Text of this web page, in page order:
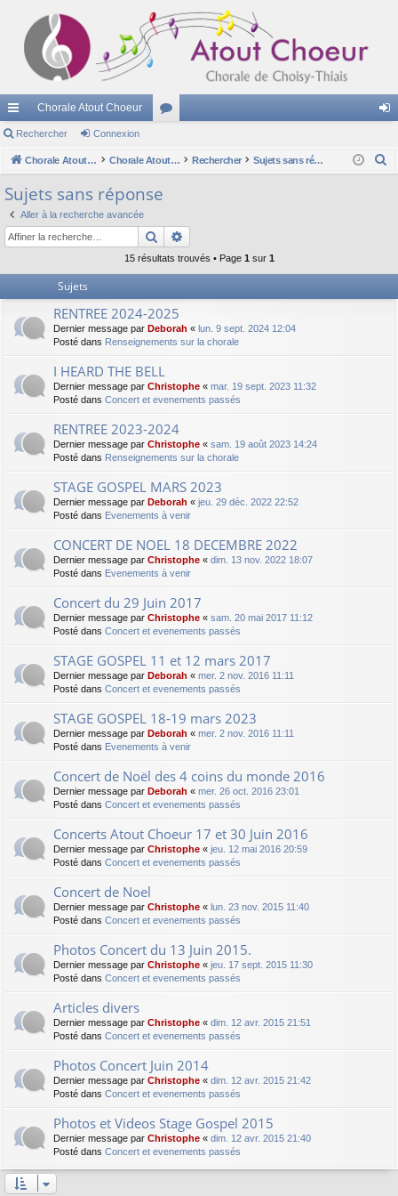
cc
ès
ra
pi
de
Chorale Atout Choeur
u ne
Rechercher Connexion
Chorale Atout Choeur Chorale Atout Choeur Rechercher Sujets sans réponse
c
Sujets sans réponse
Aller à la recherche avancée
Rechercher
15 résultats trouvés • Page 1 sur 1
Sujets
RENTREE 2024-2025
Dernier message par Deborah « lun. 9 sept. 2024 12:04
Posté dans Renseignements sur la chorale
I HEARD THE BELL
Dernier message par Christophe « mar. 19 sept. 2023 11:32
Posté dans Concert et evenements passés
RENTREE 2023-2024
Dernier message par Christophe « sam. 19 août 2023 14:24
Posté dans Renseignements sur la chorale
STAGE GOSPEL MARS 2023
Dernier message par Deborah « jeu. 29 déc. 2022 22:52
Posté dans Evenements à venir
CONCERT DE NOEL 18 DECEMBRE 2022
Dernier message par Christophe « dim. 13 nov. 2022 18:07
Posté dans Evenements à venir
Concert du 29 Juin 2017
Dernier message par Christophe « sam. 20 mai 2017 11:12
Posté dans Concert et evenements passés
STAGE GOSPEL 11 et 12 mars 2017
Dernier message par Deborah « mer. 2 nov. 2016 11:11
Posté dans Concert et evenements passés
STAGE GOSPEL 18-19 mars 2023
Dernier message par Deborah « mer. 2 nov. 2016 11:11
Posté dans Evenements à venir
Concert de Noël des 4 coins du monde 2016
Dernier message par Deborah « mer. 26 oct. 2016 23:01
Posté dans Concert et evenements passés
Concerts Atout Choeur 17 et 30 Juin 2016
Dernier message par Christophe « jeu. 12 mai 2016 20:59
Posté dans Concert et evenements passés
Concert de Noel
Dernier message par Christophe « lun. 23 nov. 2015 11:40
Posté dans Concert et evenements passés
Photos Concert du 13 Juin 2015.
Dernier message par Christophe « jeu. 17 sept. 2015 11:30
Posté dans Concert et evenements passés
Articles divers
Dernier message par Christophe « dim. 12 avr. 2015 21:51
Posté dans Concert et evenements passés
Photos Concert Juin 2014
Dernier message par Christophe « dim. 12 avr. 2015 21:42
Posté dans Concert et evenements passés
Photos et Videos Stage Gospel 2015
Dernier message par Christophe « dim. 12 avr. 2015 21:40
Posté dans Concert et evenements passés